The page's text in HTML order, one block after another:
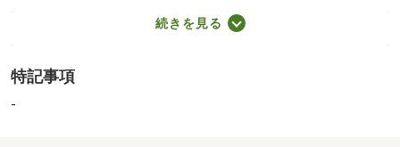
小学校 徒歩１０分以内
続きを見る
特記事項
-